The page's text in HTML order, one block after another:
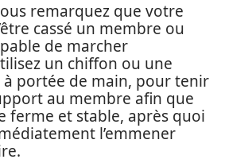
remarquez que votre
cassé un membre ou
de marcher
un chiffon ou une
portée de main, pour tenir
au membre afin que
ferme et stable, après quoi
l’emmener